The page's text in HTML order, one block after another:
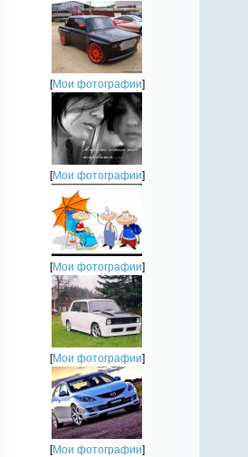
[Мои фотографии]
[Мои фотографии]
[Мои фотографии]
[Мои фотографии]
[Мои фотографии]